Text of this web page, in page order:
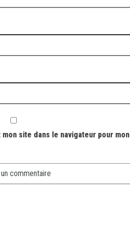
site dans le navigateur pour mon